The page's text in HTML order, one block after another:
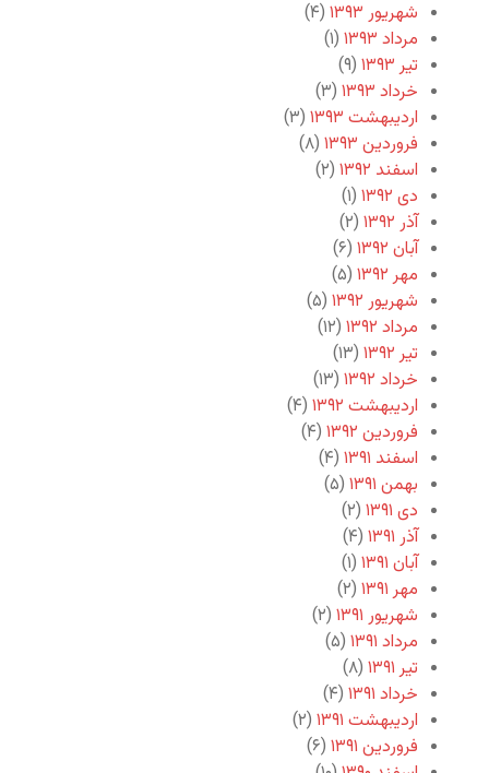
شهریور ۱۳۹۳
(۴)
مرداد ۱۳۹۳
(۱)
تیر ۱۳۹۳
(۹)
خرداد ۱۳۹۳
(۳)
اردیبهشت ۱۳۹۳
(۳)
فروردین ۱۳۹۳
(۸)
اسفند ۱۳۹۲
(۲)
دی ۱۳۹۲
(۱)
آذر ۱۳۹۲
(۲)
آبان ۱۳۹۲
(۶)
مهر ۱۳۹۲
(۵)
شهریور ۱۳۹۲
(۵)
مرداد ۱۳۹۲
(۱۲)
تیر ۱۳۹۲
(۱۳)
خرداد ۱۳۹۲
(۱۳)
اردیبهشت ۱۳۹۲
(۴)
فروردین ۱۳۹۲
(۴)
اسفند ۱۳۹۱
(۴)
بهمن ۱۳۹۱
(۵)
دی ۱۳۹۱
(۲)
آذر ۱۳۹۱
(۴)
آبان ۱۳۹۱
(۱)
مهر ۱۳۹۱
(۲)
شهریور ۱۳۹۱
(۲)
مرداد ۱۳۹۱
(۵)
تیر ۱۳۹۱
(۸)
خرداد ۱۳۹۱
(۴)
اردیبهشت ۱۳۹۱
(۲)
فروردین ۱۳۹۱
(۶)